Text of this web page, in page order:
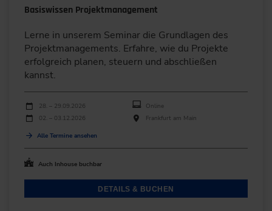
Basiswissen Projektmanagement
Lerne in unserem Seminar die Grundlagen des
Projektmanagements. Erfahre, wie du Projekte
erfolgreich planen, steuern und abschließen
kannst.
Durchführungen
Veranstaltungsdatum Veranstaltungsort
28. – 29.09.2026
Online
02. – 03.12.2026
Frankfurt am Main
Alle Termine ansehen
Auch Inhouse buchbar
DETAILS & BUCHEN